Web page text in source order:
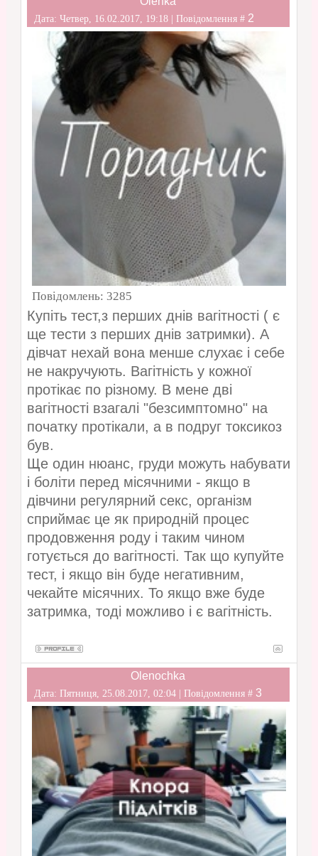
Дата: Четвер, 16.02.2017, 19:18 | Повідомлення # 2
Повідомлень: 3285
Купіть тест,з перших днів вагітності ( є
ще тести з перших днів затримки). А
дівчат нехай вона менше слухає і себе
не накручують. Вагітність у кожної
протікає по різному. В мене дві
вагітності взагалі "безсимптомно" на
початку протікали, а в подруг токсикоз
був.
Ще один нюанс, груди можуть набувати
і боліти перед місячними - якщо в
дівчини регулярний секс, організм
сприймає це як природній процес
продовження роду і таким чином
готується до вагітності. Так що купуйте
тест, і якщо він буде негативним,
чекайте місячних. То якщо вже буде
затримка, тоді можливо і є вагітність.
Olenochka
Дата: Пятниця, 25.08.2017, 02:04 | Повідомлення # 3